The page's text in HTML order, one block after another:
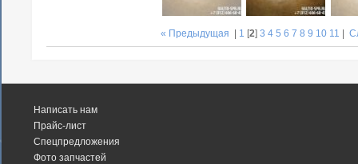
« Предыдущая 1 [2] 3 4 5 6 7 8 9 10 11
Написать нам
Прайс-лист
Спецпредложения
Фото запчастей